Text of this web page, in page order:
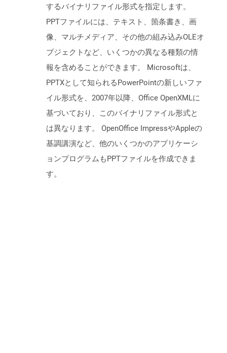
するバイナリファイル形式を指定します。
PPTファイルには、テキスト、箇条書き、画
像、マルチメディア、その他の組み込みOLEオ
ブジェクトなど、いくつかの異なる種類の情
報を含めることができます。 Microsoftは、
PPTXとして知られるPowerPointの新しいファ
イル形式を、2007年以降、Office OpenXMLに
基づいており、このバイナリファイル形式と
は異なります。 OpenOffice ImpressやAppleの
基調講演など、他のいくつかのアプリケーシ
ョンプログラムもPPTファイルを作成できま
す。